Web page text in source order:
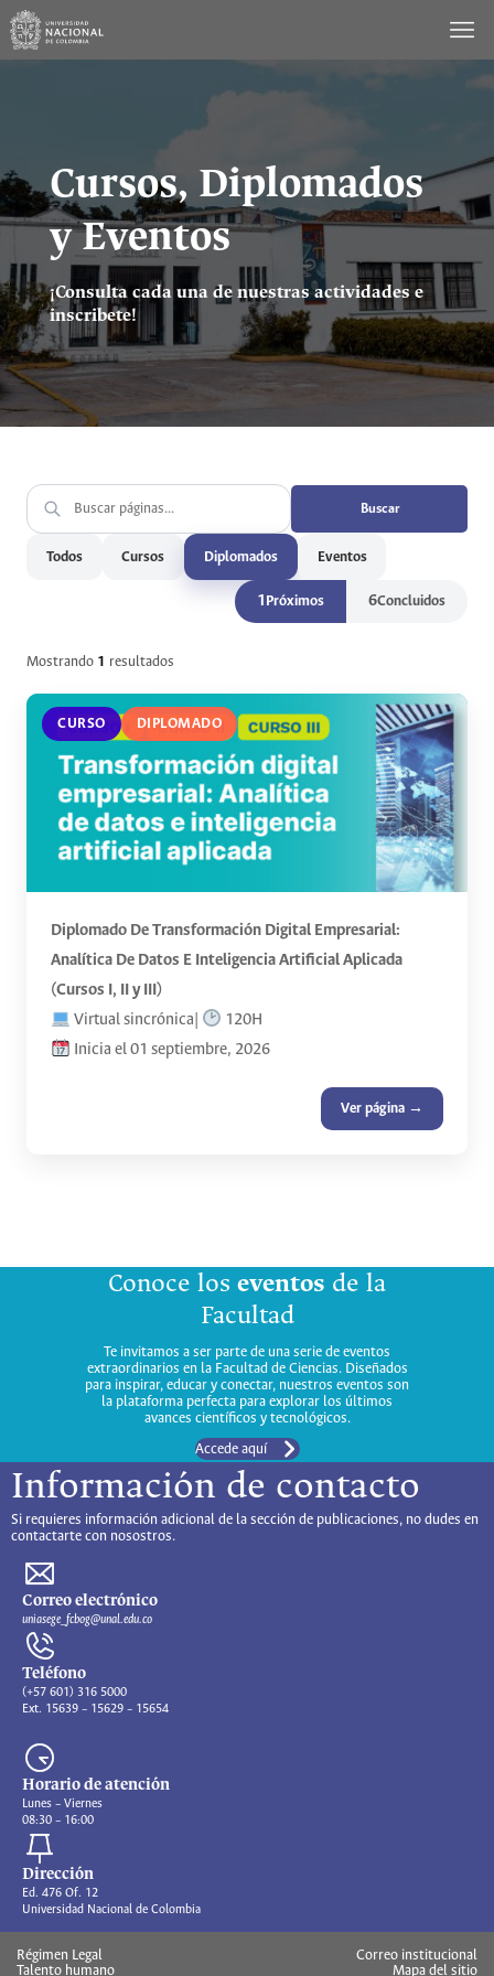
Saltar
contenido
Cursos, Diplomados
y Eventos
¡Consulta cada una de nuestras actividades e
inscribete!
Buscar
Todos Cursos Diplomados Eventos
1 Próximos 6Concluidos
Mostrando 1 resultados
CURSO DIPLOMADO
Diplomado De Transformación Digital Empresarial:
Analítica De Datos E Inteligencia Artificial Aplicada
(Cursos I, II y III)
Virtual sincrónica|
120H
Inicia el 01 septiembre, 2026
Ver página →
Conoce los eventos de la
Facultad
Te invitamos a ser parte de una serie de eventos
extraordinarios en la Facultad de Ciencias. Diseñados
para inspirar, educar y conectar, nuestros eventos son
la plataforma perfecta para explorar los últimos
avances científicos y tecnológicos.
Accede aquí
Información de contacto
Si requieres información adicional de la sección de publicaciones, no dudes en
contactarte con nosostros.
Correo electrónico
uniasege_fcbog@unal.edu.co
Teléfono
(+57 601) 316 5000
Ext. 15639 – 15629 – 15654
Horario de atención
Lunes – Viernes
08:30 – 16:00
Dirección
Ed. 476 Of. 12
Universidad Nacional de Colombia
Régimen Legal
Talento humano
Correo institucional
Mapa del sitio